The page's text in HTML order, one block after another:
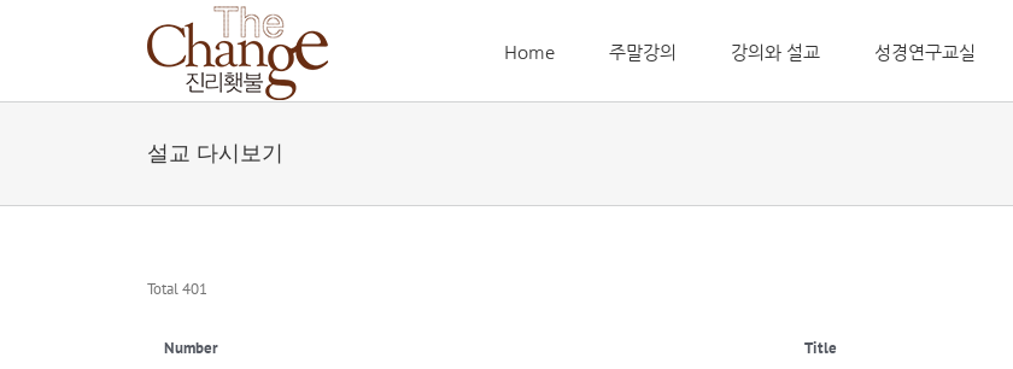
Home 주말강의 강의와 설교 성경연구교실
설교 다시보기
Total 401
Number Title